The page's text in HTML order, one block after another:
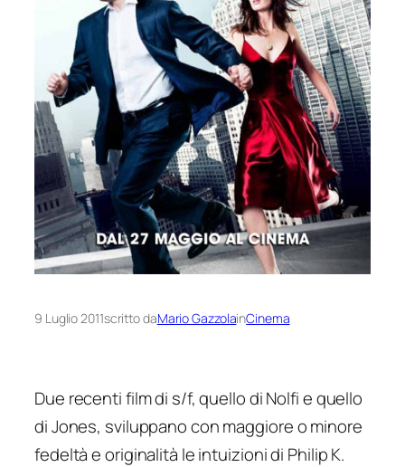
9 Luglio 2011scritto daMario GazzolainCinema
Due recenti film di s/f, quello di Nolfi e quello
di Jones, sviluppano con maggiore o minore
fedeltà e originalità le intuizioni di Philip K.